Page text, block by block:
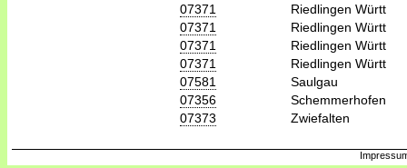
07371
Riedlingen Württ
07371
Riedlingen Württ
07371
Riedlingen Württ
07371
Riedlingen Württ
07581
Saulgau
07356
Schemmerhofen
07373
Zwiefalten